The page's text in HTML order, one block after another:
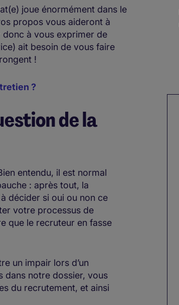
joue énormément dans le
propos vous aideront à
à vous exprimer de
ait besoin de vous faire
!
?
de la
entendu, il est normal
: après tout, la
décider si oui ou non ce
votre processus de
que le recruteur en fasse
un impair lors d’un
dans notre dossier, vous
du recrutement, et ainsi